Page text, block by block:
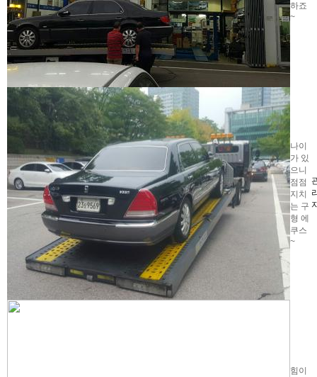
하죠
~
나이
가 있
으니
점점
지치
는 구
형 에
쿠스
~
힘이